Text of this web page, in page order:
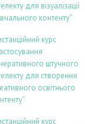
для візуалізації
контенту”
курс
штучного
для створення
освітнього
курс